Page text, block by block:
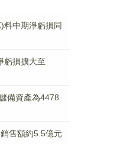
料中期淨虧損同
虧損擴大至
備資產為4478
售額約5.5億元